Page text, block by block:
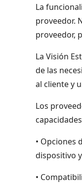
La
proveedor.
proveedor,
La Visión
de las
al cliente y
Los
• Opciones
dispositivo
•